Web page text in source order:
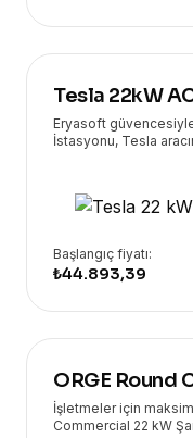
Tesla 22kW
Eryasoft
İstasyonu, Tesla
Başlangıç fiyatı:
₺44.893,39
ORGE Round
İşletmeler için
Commercial 22 kW